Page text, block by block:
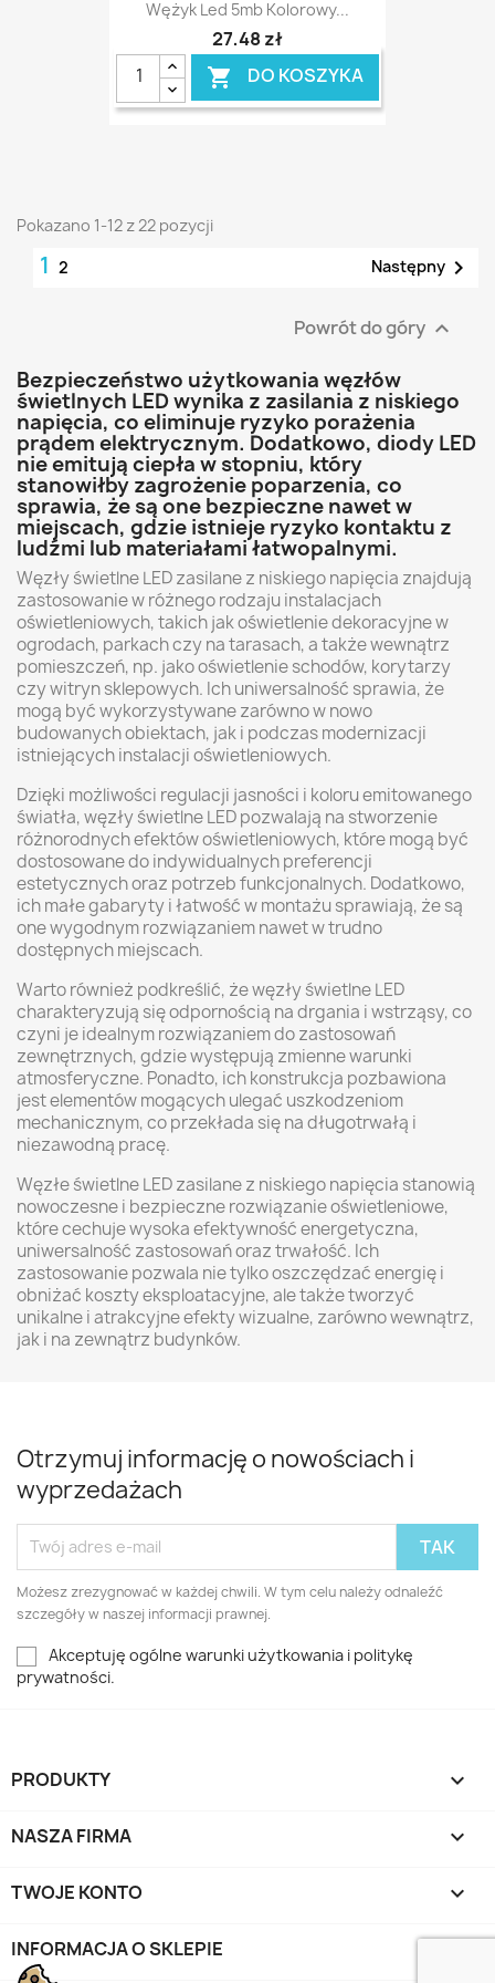
Wężyk Led 5mb Kolorowy...
27,48 zł
 DO KOSZYKA
Pokazano 1-12 z 22 pozycji
1 2 Następny 
Powrót do góry 
Bezpieczeństwo użytkowania węzłów
świetlnych LED wynika z zasilania z niskiego
napięcia, co eliminuje ryzyko porażenia
prądem elektrycznym. Dodatkowo, diody LED
nie emitują ciepła w stopniu, który
stanowiłby zagrożenie poparzenia, co
sprawia, że są one bezpieczne nawet w
miejscach, gdzie istnieje ryzyko kontaktu z
ludźmi lub materiałami łatwopalnymi.
Węzły świetlne LED zasilane z niskiego napięcia znajdują
zastosowanie w różnego rodzaju instalacjach
oświetleniowych, takich jak oświetlenie dekoracyjne w
ogrodach, parkach czy na tarasach, a także wewnątrz
pomieszczeń, np. jako oświetlenie schodów, korytarzy
czy witryn sklepowych. Ich uniwersalność sprawia, że
mogą być wykorzystywane zarówno w nowo
budowanych obiektach, jak i podczas modernizacji
istniejących instalacji oświetleniowych.
Dzięki możliwości regulacji jasności i koloru emitowanego
światła, węzły świetlne LED pozwalają na stworzenie
różnorodnych efektów oświetleniowych, które mogą być
dostosowane do indywidualnych preferencji
estetycznych oraz potrzeb funkcjonalnych. Dodatkowo,
ich małe gabaryty i łatwość w montażu sprawiają, że są
one wygodnym rozwiązaniem nawet w trudno
dostępnych miejscach.
Warto również podkreślić, że węzły świetlne LED
charakteryzują się odpornością na drgania i wstrząsy, co
czyni je idealnym rozwiązaniem do zastosowań
zewnętrznych, gdzie występują zmienne warunki
atmosferyczne. Ponadto, ich konstrukcja pozbawiona
jest elementów mogących ulegać uszkodzeniom
mechanicznym, co przekłada się na długotrwałą i
niezawodną pracę.
Węzłe świetlne LED zasilane z niskiego napięcia stanowią
nowoczesne i bezpieczne rozwiązanie oświetleniowe,
które cechuje wysoka efektywność energetyczna,
uniwersalność zastosowań oraz trwałość. Ich
zastosowanie pozwala nie tylko oszczędzać energię i
obniżać koszty eksploatacyjne, ale także tworzyć
unikalne i atrakcyjne efekty wizualne, zarówno wewnątrz,
jak i na zewnątrz budynków.
Otrzymuj informację o nowościach i
wyprzedażach
Możesz zrezygnować w każdej chwili. W tym celu należy odnaleźć
szczegóły w naszej informacji prawnej.
Akceptuję ogólne warunki użytkowania i politykę
prywatności.
PRODUKTY 
NASZA FIRMA 
TWOJE KONTO 
INFORMACJA O SKLEPIE